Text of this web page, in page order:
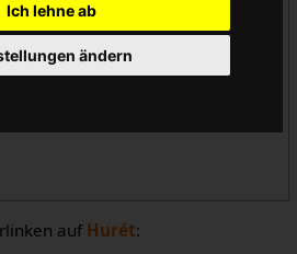
Ich lehne ab
ändern
ausblenden
auf Hurét: